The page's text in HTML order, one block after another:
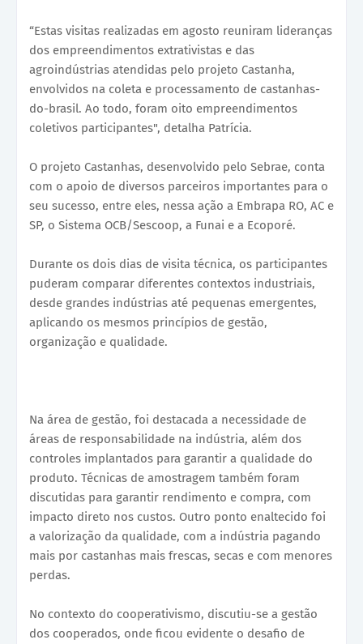
“Estas visitas realizadas em agosto reuniram lideranças
dos empreendimentos extrativistas e das
agroindústrias atendidas pelo projeto Castanha,
envolvidos na coleta e processamento de castanhas-
do-brasil. Ao todo, foram oito empreendimentos
coletivos participantes", detalha Patrícia.
O projeto Castanhas, desenvolvido pelo Sebrae, conta
com o apoio de diversos parceiros importantes para o
seu sucesso, entre eles, nessa ação a Embrapa RO, AC e
SP, o Sistema OCB/Sescoop, a Funai e a Ecoporé.
Durante os dois dias de visita técnica, os participantes
puderam comparar diferentes contextos industriais,
desde grandes indústrias até pequenas emergentes,
aplicando os mesmos princípios de gestão,
organização e qualidade.
Na área de gestão, foi destacada a necessidade de
áreas de responsabilidade na indústria, além dos
controles implantados para garantir a qualidade do
produto. Técnicas de amostragem também foram
discutidas para garantir rendimento e compra, com
impacto direto nos custos. Outro ponto enaltecido foi
a valorização da qualidade, com a indústria pagando
mais por castanhas mais frescas, secas e com menores
perdas.
No contexto do cooperativismo, discutiu-se a gestão
dos cooperados, onde ficou evidente o desafio de